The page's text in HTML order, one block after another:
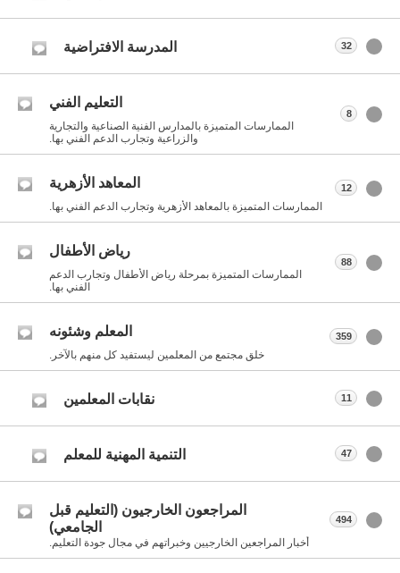
المدرسة الافتراضية 32
التعليم الفني
الممارسات المتميزة بالمدارس الفنية الصناعية والتجارية
والزراعية وتجارب الدعم الفني بها.
8
المعاهد الأزهرية
الممارسات المتميزة بالمعاهد الأزهرية وتجارب الدعم الفني بها.
12
رياض الأطفال
الممارسات المتميزة بمرحلة رياض الأطفال وتجارب الدعم
الفني بها.
88
المعلم وشئونه
خلق مجتمع من المعلمين ليستفيد كل منهم بالآخر.
359
نقابات المعلمين 11
التنمية المهنية للمعلم 47
المراجعون الخارجيون (التعليم قبل
الجامعي)
أخبار المراجعين الخارجيين وخبراتهم في مجال جودة التعليم.
494